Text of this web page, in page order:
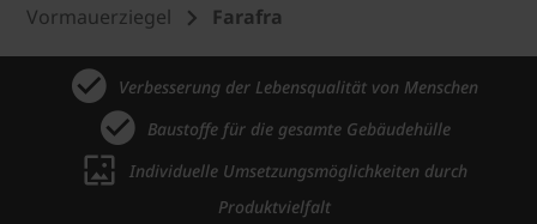
Vormauerziegel
Farafra
Verbesserung der Lebensqualität von Menschen
Baustoffe für die gesamte Gebäudehülle
Individuelle Umsetzungsmöglichkeiten durch
Produktvielfalt